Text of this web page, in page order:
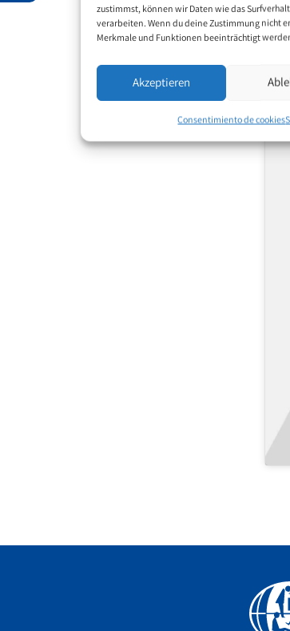
zustimmst, können wir Daten wie das
verarbeiten. Wenn du deine Zustimmung nicht
Merkmale und Funktionen beeinträchtigt
Akzeptieren
Consentimiento de cookies